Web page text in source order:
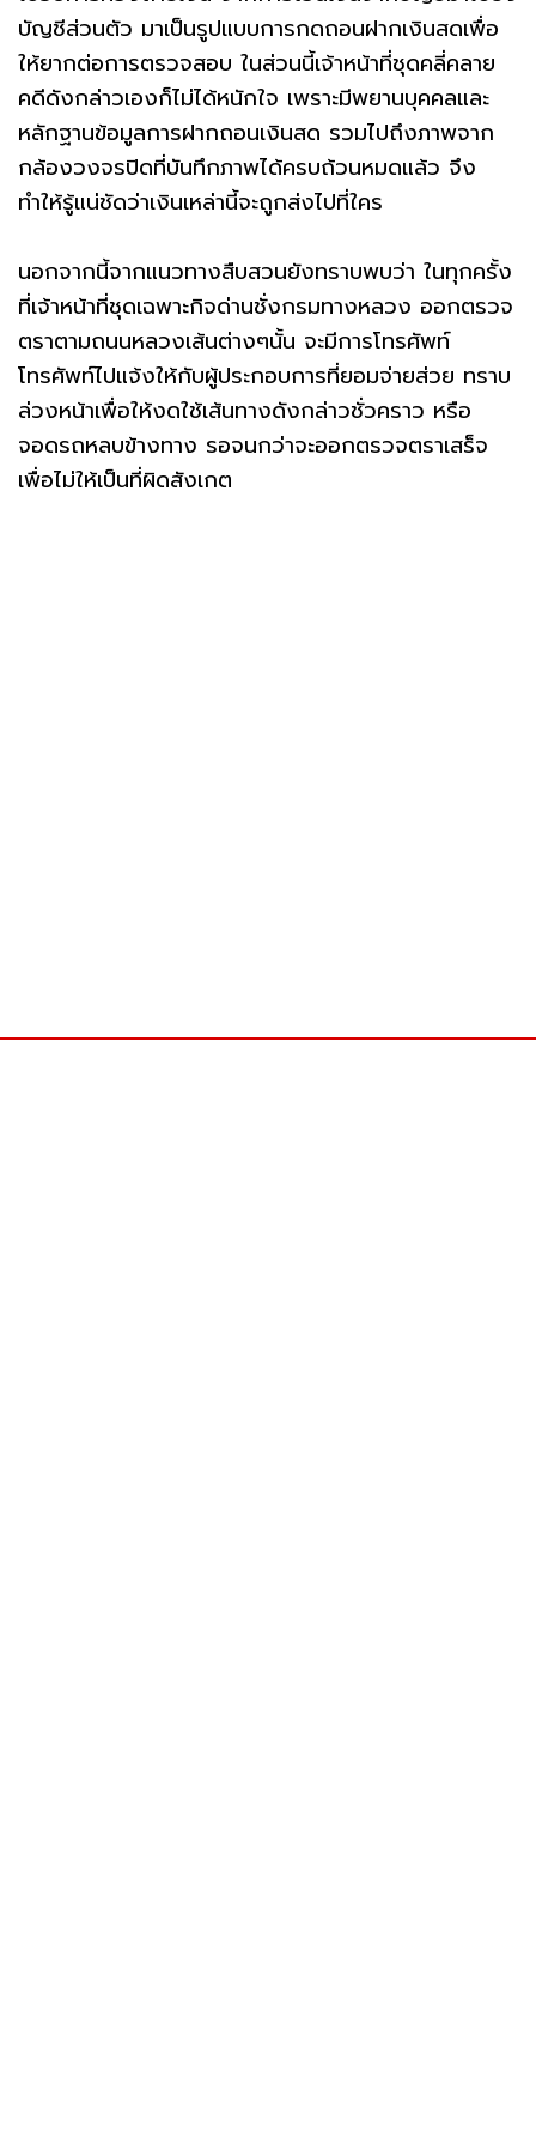
บัญชีส่วนตัว มาเป็นรูปแบบการกดถอนฝากเงินสดเพื่อ
ให้ยากต่อการตรวจสอบ ในส่วนนี้เจ้าหน้าที่ชุดคลี่คลาย
คดีดังกล่าวเองก็ไม่ได้หนักใจ เพราะมีพยานบุคคลและ
หลักฐานข้อมูลการฝากถอนเงินสด รวมไปถึงภาพจาก
กล้องวงจรปิดที่บันทึกภาพได้ครบถ้วนหมดแล้ว จึง
ทำให้รู้แน่ชัดว่าเงินเหล่านี้จะถูกส่งไปที่ใคร
นอกจากนี้จากแนวทางสืบสวนยังทราบพบว่า ในทุกครั้ง
ที่เจ้าหน้าที่ชุดเฉพาะกิจด่านชั่งกรมทางหลวง ออกตรวจ
ตราตามถนนหลวงเส้นต่างๆนั้น จะมีการโทรศัพท์
โทรศัพท์ไปแจ้งให้กับผู้ประกอบการที่ยอมจ่ายส่วย ทราบ
ล่วงหน้าเพื่อให้งดใช้เส้นทางดังกล่าวชั่วคราว หรือ
จอดรถหลบข้างทาง รอจนกว่าจะออกตรวจตราเสร็จ
เพื่อไม่ให้เป็นที่ผิดสังเกต